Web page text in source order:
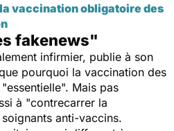
vaccination obligatoire des
fakenews"
infirmier, publie à son
pourquoi la vaccination des
"essentielle". Mais pas
à "contrecarrer la
anti-vaccins.